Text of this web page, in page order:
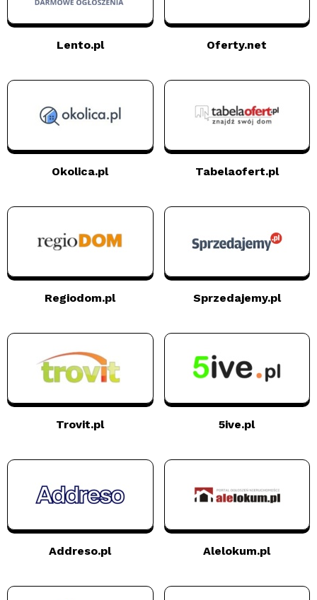
Lento.pl Oferty.net
Okolica.pl Tabelaofert.pl
Regiodom.pl Sprzedajemy.pl
Trovit.pl 5ive.pl
Addreso.pl Alelokum.pl